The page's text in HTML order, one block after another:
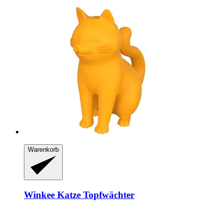
Warenkorb
Winkee Katze Topfwächter